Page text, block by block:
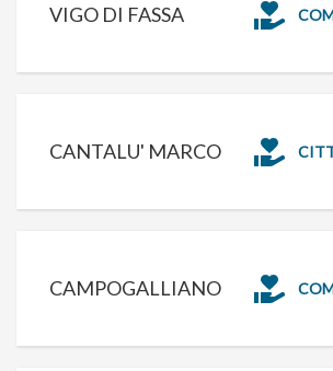
VIGO DI FASSA
CANTALU' MARCO
CAMPOGALLIANO